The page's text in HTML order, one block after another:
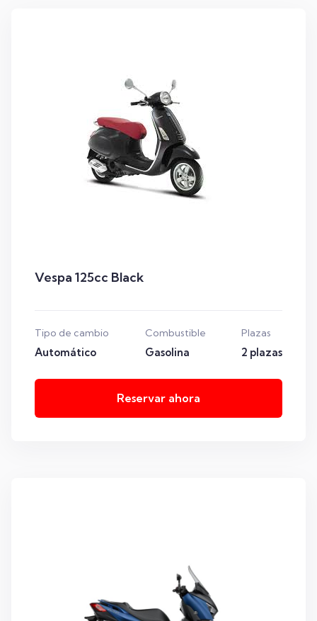
Vespa 125cc Black
Tipo de cambio
Automático
Combustible
Gasolina
Plazas
2 plazas
Reservar ahora